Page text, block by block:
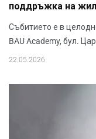
поддръжка на
Събитието е в
BAU Academy, бул.
22.05.2026